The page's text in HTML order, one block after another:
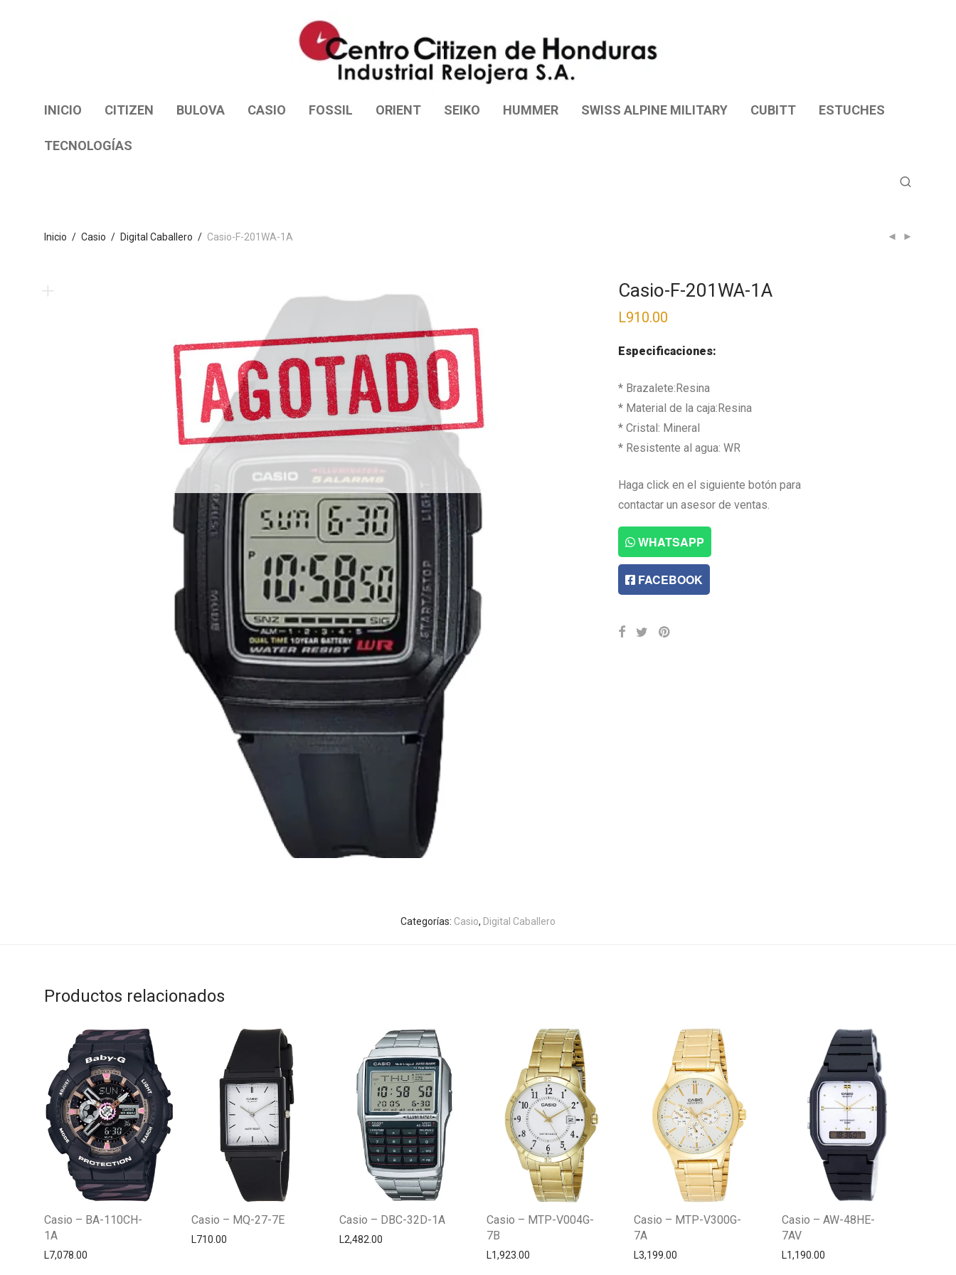
INICIO CITIZEN BULOVA CASIO FOSSIL ORIENT SEIKO HUMMER SWISS ALPINE MILITARY CUBITT ESTUCHES
TECNOLOGÍAS
Inicio / Casio / Digital Caballero / Casio-F-201WA-1A
Casio-F-201WA-1A
L910.00
Especificaciones:
* Brazalete:Resina
* Material de la caja:Resina
* Cristal: Mineral
* Resistente al agua: WR
Haga click en el siguiente botón para
contactar un asesor de ventas.
WHATSAPP
FACEBOOK
Categorías: Casio, Digital Caballero
Productos relacionados
Casio – BA-110CH-
1A
L7,078.00
Casio – MQ-27-7E
L710.00
Casio – DBC-32D-1A
L2,482.00
Casio – MTP-V004G-
7B
L1,923.00
Casio – MTP-V300G-
7A
L3,199.00
Casio – AW-48HE-
7AV
L1,190.00
Centro Citizen
Typically replies within a day